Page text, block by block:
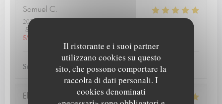
Il ristorante e i suoi partner
utilizzano cookies su questo
sito, che possono comportare la
raccolta di dati personali. I
cookies denominati
Samuel C
2026-06-10
Servizio
5/5
Service et plats de qualité.
Elise